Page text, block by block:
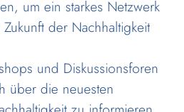
um ein starkes Netzwerk
der Nachhaltigkeit
und Diskussionsforen
über die neuesten